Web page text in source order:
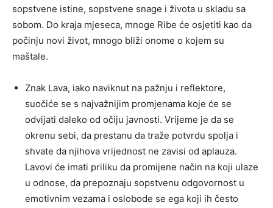
sopstvene istine, sopstvene snage i života u skladu sa
sobom. Do kraja mjeseca, mnoge Ribe će osjetiti kao da
počinju novi život, mnogo bliži onome o kojem su
maštale.
Znak Lava, iako naviknut na pažnju i reflektore,
suočiće se s najvažnijim promjenama koje će se
odvijati daleko od očiju javnosti. Vrijeme je da se
okrenu sebi, da prestanu da traže potvrdu spolja i
shvate da njihova vrijednost ne zavisi od aplauza.
Lavovi će imati priliku da promijene način na koji ulaze
u odnose, da prepoznaju sopstvenu odgovornost u
emotivnim vezama i oslobode se ega koji ih često